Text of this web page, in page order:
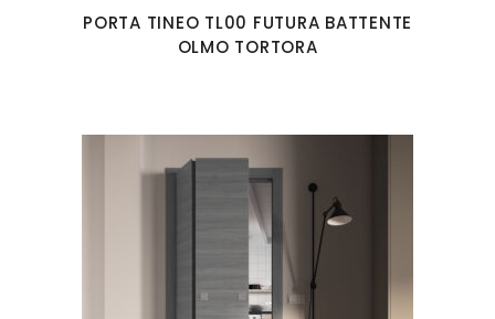
PORTA TINEO TL00 FUTURA BATTENTE
OLMO TORTORA